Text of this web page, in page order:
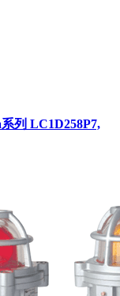
列 LC1D258P7,